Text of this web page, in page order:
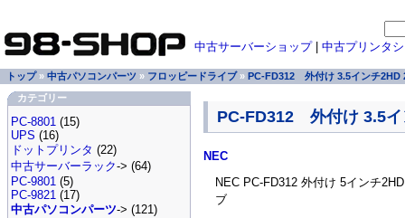
PC-FD312 外付け 3.5イ
NEC
NEC PC-FD312 外付け 5インチ
ブ
中古サーバーショップ| 中古プリンタ
トップ» 中古パソコンパーツ » フロッピードライブ » PC-FD312 外付け 3.5インチ2HD
カテゴリー
PC-8801 (15)
UPS (16)
ドットプリンタ (22)
中古サーバーラック-> (64)
PC-9801 (5)
PC-9821 (17)
中古パソコンパーツ-> (121)